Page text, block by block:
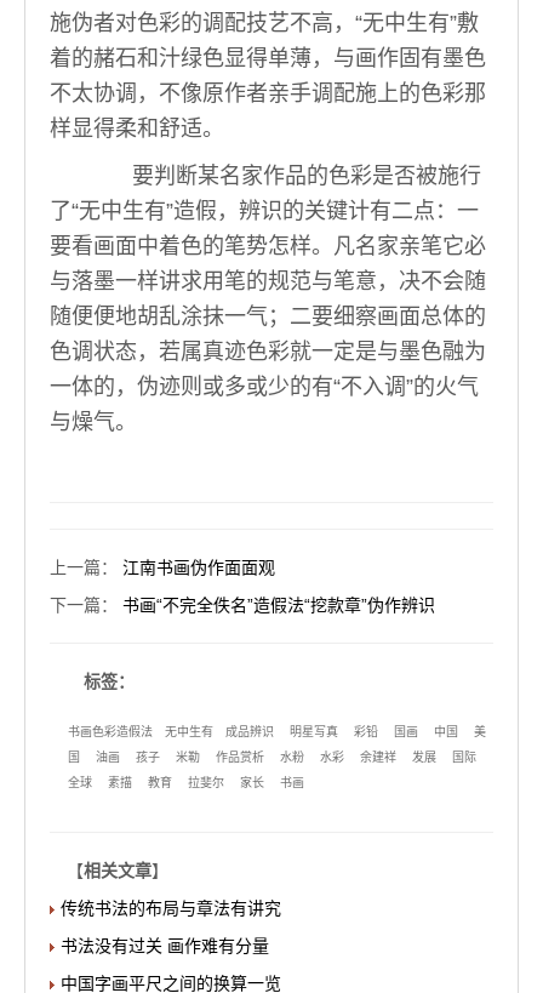
施伪者对色彩的调配技艺不高，“无中生有”敷
着的赭石和汁绿色显得单薄，与画作固有墨色
不太协调，不像原作者亲手调配施上的色彩那
样显得柔和舒适。
要判断某名家作品的色彩是否被施行
了“无中生有”造假，辨识的关键计有二点：一
要看画面中着色的笔势怎样。凡名家亲笔它必
与落墨一样讲求用笔的规范与笔意，决不会随
随便便地胡乱涂抹一气；二要细察画面总体的
色调状态，若属真迹色彩就一定是与墨色融为
一体的，伪迹则或多或少的有“不入调”的火气
与燥气。
上一篇： 江南书画伪作面面观
下一篇： 书画“不完全佚名”造假法“挖款章”伪作辨识
标签：
书画色彩造假法 无中生有 成品辨识 明星写真 彩铅 国画 中国
美
国
油画 孩子 米勒 作品赏析 水粉 水彩 余建祥 发展
国际
全球
素描 教育 拉斐尔 家长 书画
【相关文章】
传统书法的布局与章法有讲究
书法没有过关 画作难有分量
中国字画平尺之间的换算一览